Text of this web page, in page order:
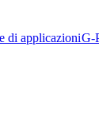
di applicazioni​​G-